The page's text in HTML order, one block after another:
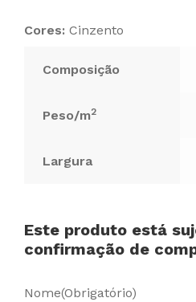
Cores: Cinzento
Composição
Peso/m2
Largura
Este produto está
confirmação de
Nome(Obrigatório)